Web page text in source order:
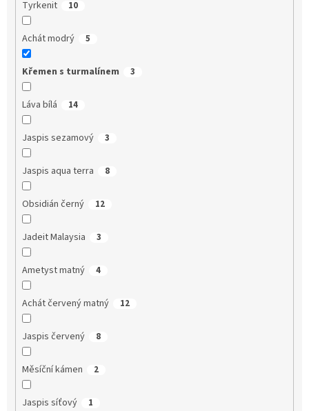
Tyrkenit 10
Achát modrý 5
Křemen s turmalínem 3
Láva bílá 14
Jaspis sezamový 3
Jaspis aqua terra 8
Obsidián černý 12
Jadeit Malaysia 3
Ametyst matný 4
Achát červený matný 12
Jaspis červený 8
Měsíční kámen 2
Jaspis síťový 1